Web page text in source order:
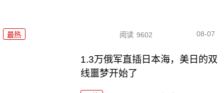
最热 阅读 9602 08-07
1.3万俄军直插日本海，美日的双
线噩梦开始了